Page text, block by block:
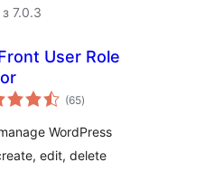
7.0.3
User Role
(65загальний
рейтинг
)
WordPress
edit, delete